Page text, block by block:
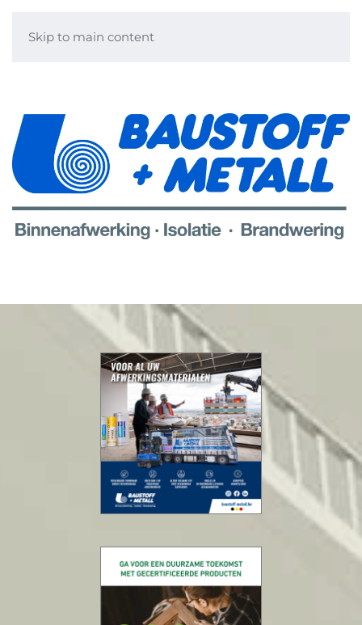
Skip to main content